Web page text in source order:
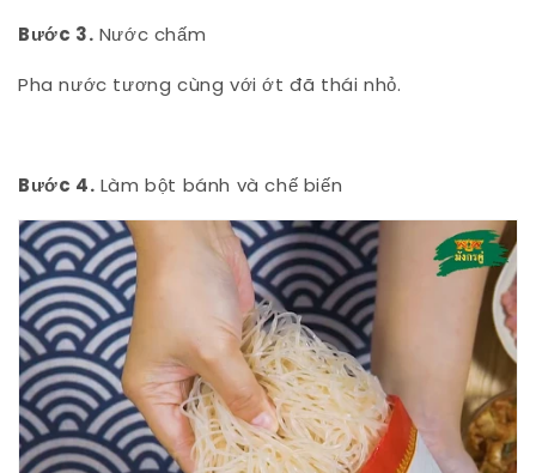
Bước 3. Nước chấm
Pha nước tương cùng với ớt đã thái nhỏ.
Bước 4. Làm bột bánh và chế biến